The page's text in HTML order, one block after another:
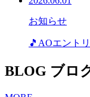
お知らせ
🎵AOエント
BLOG ブロ